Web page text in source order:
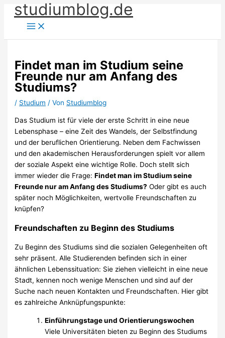
Zum
Inhalt
springen
studiumblog.de
Findet man im Studium seine
Freunde nur am Anfang des
Studiums?
/ Studium / Von Studiumblog
Das Studium ist für viele der erste Schritt in eine neue
Lebensphase – eine Zeit des Wandels, der Selbstfindung
und der beruflichen Orientierung. Neben dem Fachwissen
und den akademischen Herausforderungen spielt vor allem
der soziale Aspekt eine wichtige Rolle. Doch stellt sich
immer wieder die Frage:Findet man im Studium seine
Freunde nur am Anfang des Studiums? Oder gibt es auch
später noch Möglichkeiten, wertvolle Freundschaften zu
knüpfen?
Freundschaften zu Beginn des Studiums
Zu Beginn des Studiums sind die sozialen Gelegenheiten oft
sehr präsent. Alle Studierenden befinden sich in einer
ähnlichen Lebenssituation: Sie ziehen vielleicht in eine neue
Stadt, kennen noch wenige Menschen und sind auf der
Suche nach neuen Kontakten und Freundschaften. Hier gibt
es zahlreiche Anknüpfungspunkte:
Einführungstage und Orientierungswochen
Viele Universitäten bieten zu Beginn des Studiums